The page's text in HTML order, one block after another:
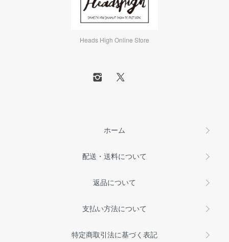
Heads High Online Store
ホーム
配送・送料について
返品について
支払い方法について
特定商取引法に基づく表記